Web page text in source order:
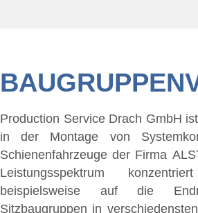
Production Service Drach GmbH
in der Montage von
Schienenfahrzeuge der Firma
Leistungsspektrum
beispielsweise auf die
Sitzbaugruppen in
Dabei unterstützt die PSD GmbH
Engineering Prozess, bei der
einzelnen Bauteile, der
von Montagevorrichtungen, der
liefert die Systemkomponenten
Produktion. Die PSD arbeitet